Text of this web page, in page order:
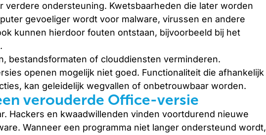
verdere ondersteuning. Kwetsbaarheden die later worden
gevoeliger wordt voor malware, virussen en andere
kunnen hierdoor fouten ontstaan, bijvoorbeeld bij het
bestandsformaten of clouddiensten verminderen.
openen mogelijk niet goed. Functionaliteit die afhankelijk
kan geleidelijk wegvallen of onbetrouwbaar worden.
verouderde Office-versie
Hackers en kwaadwillenden vinden voortdurend nieuwe
Wanneer een programma niet langer ondersteund wordt,